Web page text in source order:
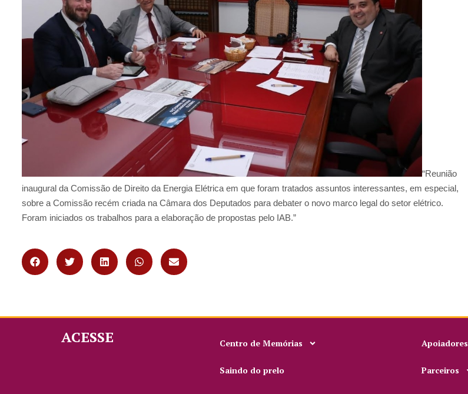
“Reunião
inaugural da Comissão de Direito da Energia Elétrica em que foram tratados assuntos interessantes, em especial,
sobre a Comissão recém criada na Câmara dos Deputados para debater o novo marco legal do setor elétrico.
Foram iniciados os trabalhos para a elaboração de propostas pelo IAB.”
ACESSE Centro de Memórias
Saindo do prelo
Apoiadores
Parceiros